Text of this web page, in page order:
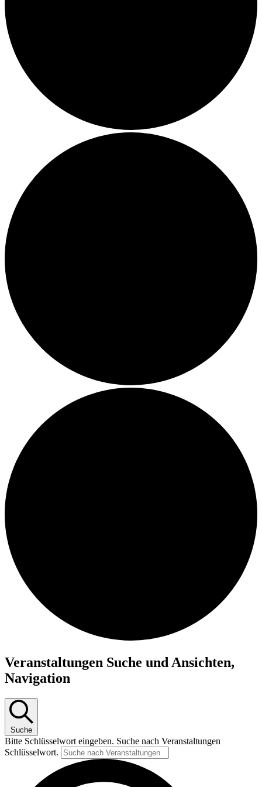
Veranstaltungen
Veranstaltungen Suche und Ansichten,
Navigation
Suche
Bitte Schlüsselwort eingeben. Suche nach Veranstaltungen
Schlüsselwort.